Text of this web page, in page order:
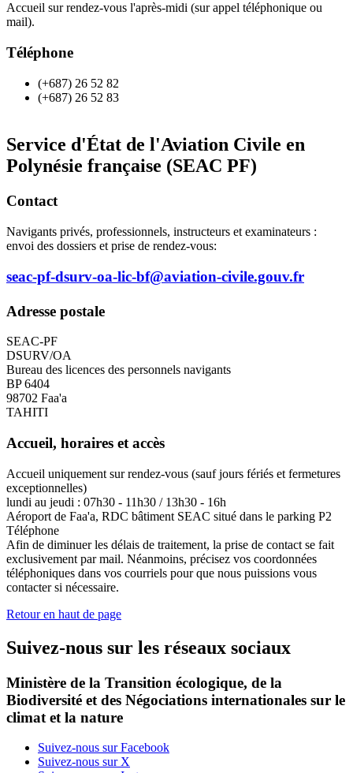
Accueil sur rendez-vous l'après-midi (sur appel téléphonique ou
mail).
Téléphone
(+687) 26 52 82
(+687) 26 52 83
Service d'État de l'Aviation Civile en
Polynésie française (SEAC PF)
Contact
Navigants privés, professionnels, instructeurs et examinateurs :
envoi des dossiers et prise de rendez-vous:
seac-pf-dsurv-oa-lic-bf@aviation-civile.gouv.fr
Adresse postale
SEAC-PF
DSURV/OA
Bureau des licences des personnels navigants
BP 6404
98702 Faa'a
TAHITI
Accueil, horaires et accès
Accueil uniquement sur rendez-vous (sauf jours fériés et fermetures
exceptionnelles)
lundi au jeudi : 07h30 - 11h30 / 13h30 - 16h
Aéroport de Faa'a, RDC bâtiment SEAC situé dans le parking P2
Téléphone
Afin de diminuer les délais de traitement, la prise de contact se fait
exclusivement par mail. Néanmoins, précisez vos coordonnées
téléphoniques dans vos courriels pour que nous puissions vous
contacter si nécessaire.
Retour en haut de page
Suivez-nous sur les réseaux sociaux
Ministère de la Transition écologique, de la
Biodiversité et des Négociations internationales sur le
climat et la nature
Suivez-nous sur Facebook
Suivez-nous sur X